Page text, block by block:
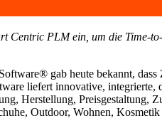
PLM ein, um die Time-
® gab heute bekannt,
liefert innovative,
Herstellung, Preisgestaltung,
Outdoor, Wohnen,